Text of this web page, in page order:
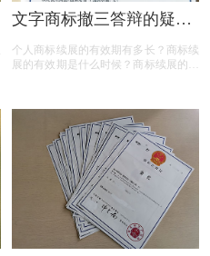
文字商标撤三答辩的疑问
个人商标续展的有效期有多长？商标续
展的有效期是什么时候？商标续展的费
么？商标续展的类型有哪些？商标续展
有什么种类？什么情况下需要进行商标
续展？商标续展的目的是什么？